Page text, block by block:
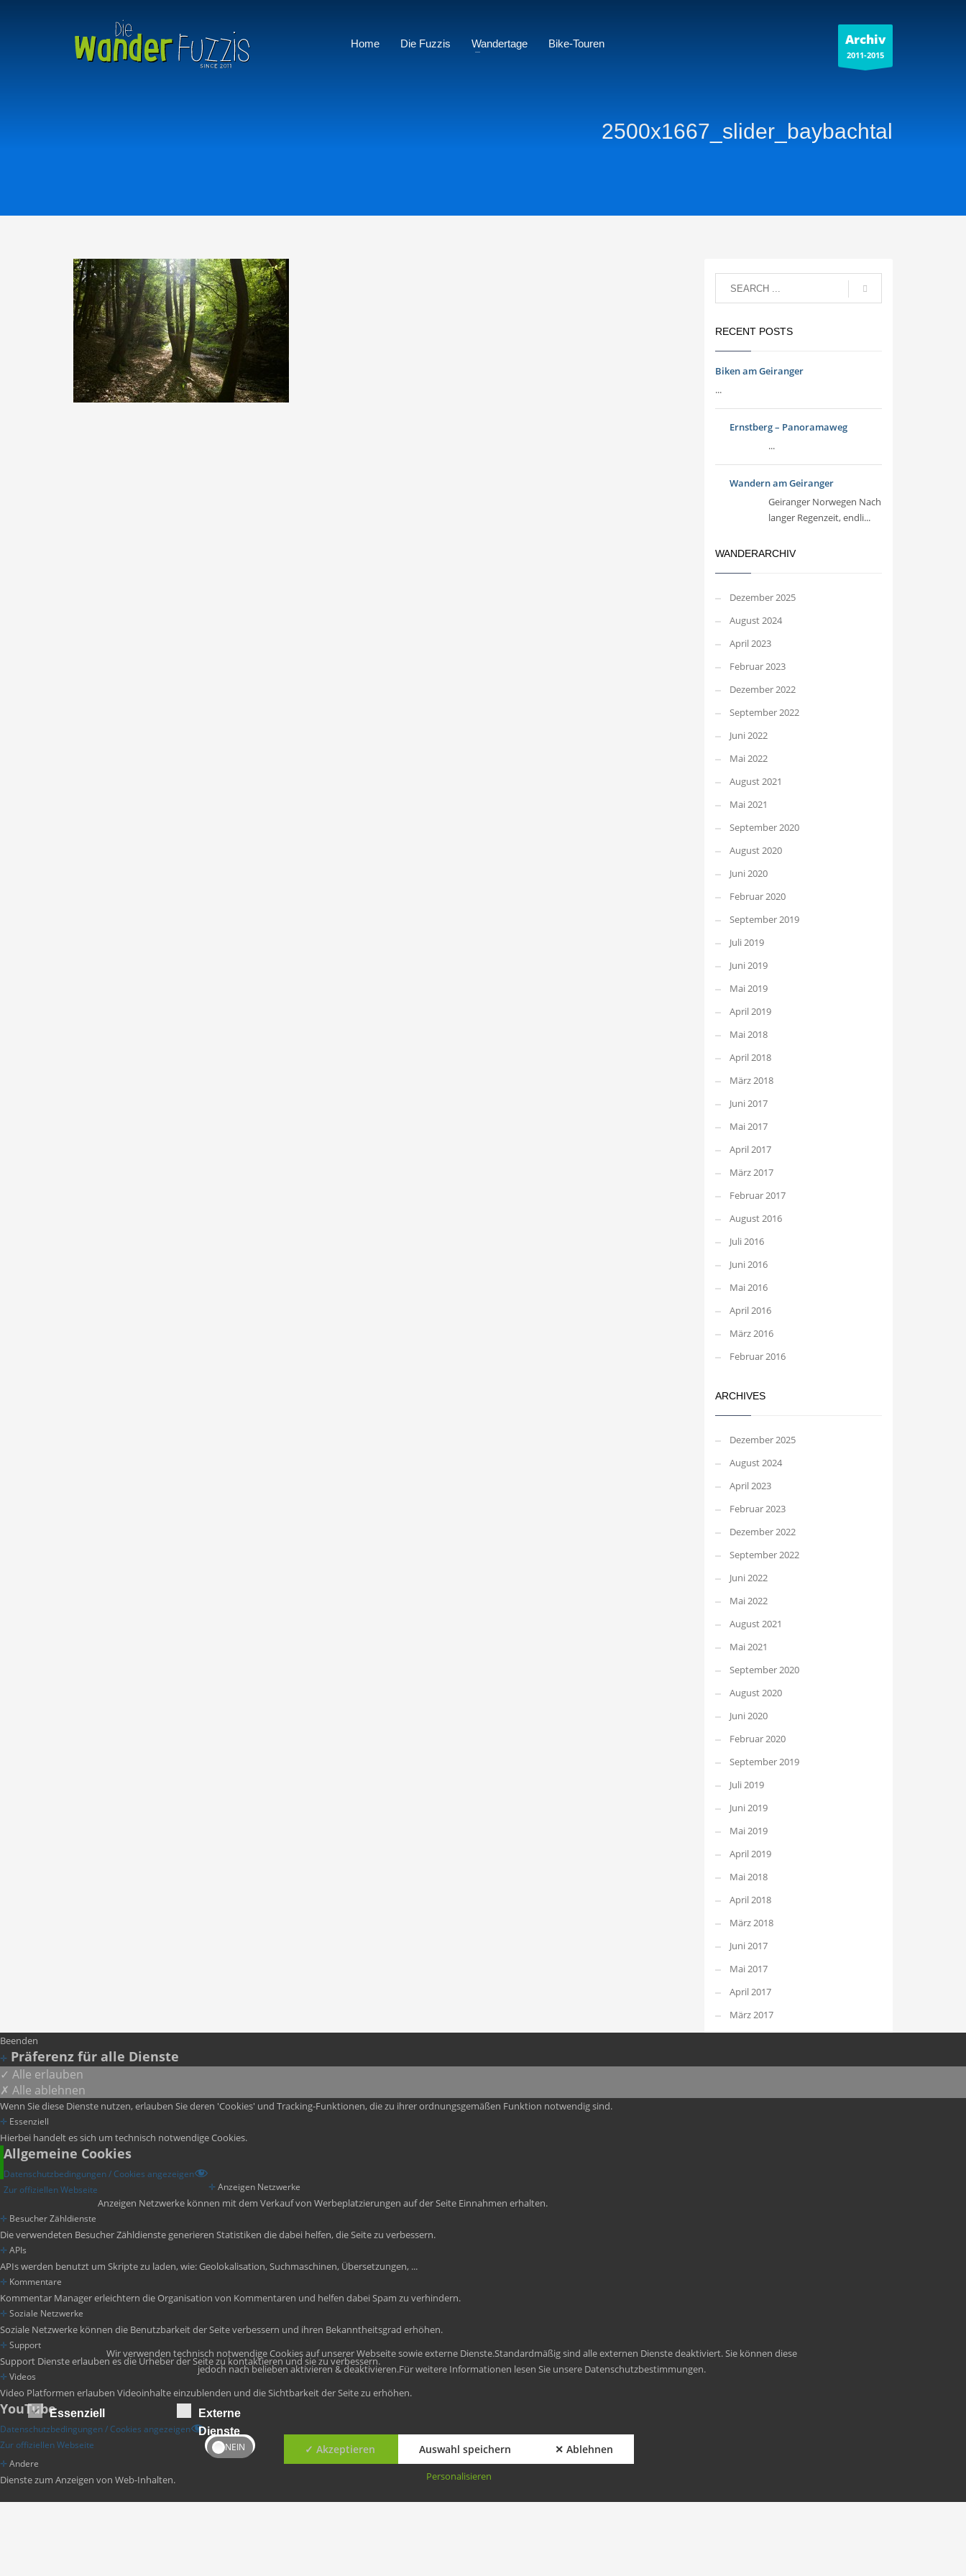
Home Die Fuzzis Wandertage Bike-Touren Archiv
2011-2015
2500x1667_slider_baybachtal
RECENT POSTS
Biken am Geiranger
...
Ernstberg – Panoramaweg
...
Wandern am Geiranger
Geiranger Norwegen Nach
langer Regenzeit, endli...
WANDERARCHIV
Dezember 2025
August 2024
April 2023
Februar 2023
Dezember 2022
September 2022
Juni 2022
Mai 2022
August 2021
Mai 2021
September 2020
August 2020
Juni 2020
Februar 2020
September 2019
Juli 2019
Juni 2019
Mai 2019
April 2019
Mai 2018
April 2018
März 2018
Juni 2017
Mai 2017
April 2017
März 2017
Februar 2017
August 2016
Juli 2016
Juni 2016
Mai 2016
April 2016
März 2016
Februar 2016
ARCHIVES
Dezember 2025
August 2024
April 2023
Februar 2023
Dezember 2022
September 2022
Juni 2022
Mai 2022
August 2021
Mai 2021
September 2020
August 2020
Juni 2020
Februar 2020
September 2019
Juli 2019
Juni 2019
Mai 2019
April 2019
Mai 2018
April 2018
März 2018
Juni 2017
Mai 2017
April 2017
März 2017
Copyright © 2011-2026 Die Wander Fuzzis All rights reserved.
Beenden
✛ Präferenz für alle Dienste
✓ Alle erlauben
✗ Alle ablehnen
Wenn Sie diese Dienste nutzen, erlauben Sie deren 'Cookies' und Tracking-Funktionen, die zu ihrer ordnungsgemäßen Funktion notwendig sind.
✛ Essenziell
Hierbei handelt es sich um technisch notwendige Cookies.
Allgemeine Cookies
Datenschutzbedingungen / Cookies angezeigen
Zur offiziellen Webseite
✛Anzeigen Netzwerke
Anzeigen Netzwerke können mit dem Verkauf von Werbeplatzierungen auf der Seite Einnahmen erhalten.
✛ Besucher Zähldienste
Die verwendeten Besucher Zähldienste generieren Statistiken die dabei helfen, die Seite zu verbessern.
✛APIs
APIs werden benutzt um Skripte zu laden, wie: Geolokalisation, Suchmaschinen, Übersetzungen, ...
✛ Kommentare
Kommentar Manager erleichtern die Organisation von Kommentaren und helfen dabei Spam zu verhindern.
✛Soziale Netzwerke
Soziale Netzwerke können die Benutzbarkeit der Seite verbessern und ihren Bekanntheitsgrad erhöhen.
✛Support
Support Dienste erlauben es die Urheber der Seite zu kontaktieren und sie zu verbessern.
✛Videos
Video Platformen erlauben Videoinhalte einzublenden und die Sichtbarkeit der Seite zu erhöhen.
YouTube
Datenschutzbedingungen / Cookies angezeigen
Zur offiziellen Webseite
✛Andere
Dienste zum Anzeigen von Web-Inhalten.
Wir verwenden technisch notwendige Cookies auf unserer Webseite sowie externe Dienste.Standardmäßig sind alle externen Dienste deaktiviert. Sie können diese
jedoch nach belieben aktivieren & deaktivieren.Für weitere Informationen lesen Sie unsere Datenschutzbestimmungen.
Essenziell
Externe
Dienste
✓ Akzeptieren Auswahl speichern ✕ Ablehnen
Personalisieren